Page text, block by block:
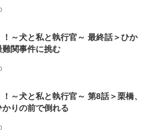
！～犬と私と執行官～ 最終話＞ひか
難関事件に挑む
～犬と私と執行官～ 第8話＞栗橋、
りの前で倒れる